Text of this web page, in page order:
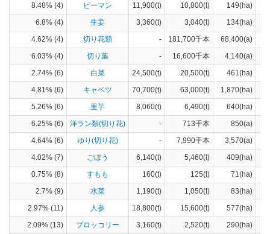
8.48% (4)
ピーマン 11,900(t) 10,800(t)
149(ha)
6.8% (4)
生姜 3,360(t) 3,040(t)
134(ha)
4.62% (4)
切り花類 - 181,700千本
68,400(a)
6.03% (4)
切り葉 - 16,600千本
4,140(a)
2.74% (6)
白菜 24,500(t) 20,500(t)
461(ha)
4.81% (6)
キャベツ 70,700(t) 63,000(t)
1,870(ha)
5.26% (6)
里芋 8,060(t) 6,490(t)
640(ha)
6.25% (6)
洋ラン類(切り花) - 713千本
850(a)
4.64% (6)
ゆり(切り花) - 7,990千本
3,570(a)
4.02% (7)
ごぼう 6,140(t) 5,460(t)
409(ha)
0.75% (8)
すもも 160(t) 125(t)
71(ha)
2.7% (9)
水菜 1,190(t) 1,050(t)
83(ha)
2.97% (11)
人参 18,800(t) 15,600(t)
577(ha)
2.09% (13)
ブロッコリー 3,160(t) 2,520(t)
290(ha)